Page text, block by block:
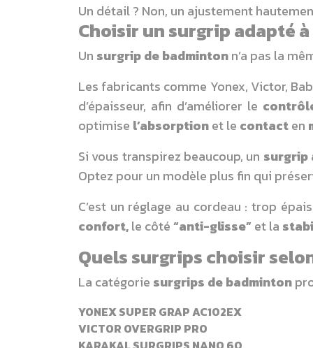
Un détail ? Non, un ajustement
Choisir un surgrip adapté
Un surgrip de badmintonn’a pas la
Les fabricants comme Yonex, Victor,
d’épaisseur, afin d’améliorer le
optimise l’absorptionet le contacten
Si vous transpirez beaucoup, un surgrip
Optez pour un modèle plus fin qui
C’est un réglage au cordeau : trop
confort,le côté“anti-glisse” et la
Quels surgrips choisir
La catégorie surgrips de badminton
YONEX SUPER GRAP AC102EX
VICTOR OVERGRIP PRO